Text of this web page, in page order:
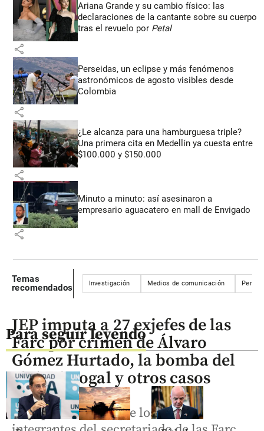
Ariana Grande y su cambio físico: las
declaraciones de la cantante sobre su cuerpo
tras el revuelo por Petal
share
Perseidas, un eclipse y más fenómenos
astronómicos de agosto visibles desde
Colombia
share
¿Le alcanza para una hamburguesa triple?
Una primera cita en Medellín ya cuesta entre
$100.000 y $150.000
share
Minuto a minuto: así asesinaron a
empresario aguacatero en mall de Envigado
share
Temas
recomendados
Investigación Medios de comunicación
Para seguir leyendo
JEP imputa a 27 exjefes de las
Farc por crimen de Álvaro
Gómez Hurtado, la bomba del
club El Nogal y otros casos
Hay que recordar que los últimos